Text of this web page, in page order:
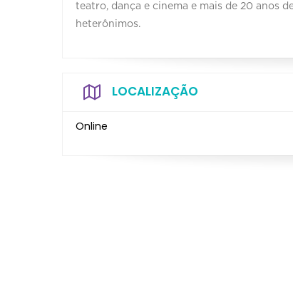
teatro, dança e cinema e mais de 20 anos
heterônimos.
LOCALIZAÇÃO
Online